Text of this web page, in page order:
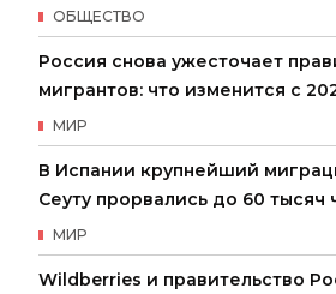
ОБЩЕСТВО
Россия снова ужесточает
мигрантов: что изменится с
МИР
В Испании крупнейший
Сеуту прорвались до 60 тысяч
МИР
Wildberries и правительство